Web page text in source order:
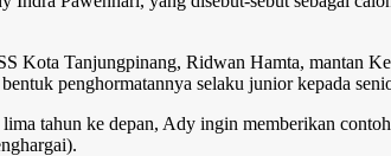
Kota Tanjungpinang, Ridwan Hamta, mantan
penghormatannya selaku junior kepada
tahun ke depan, Ady ingin memberikan